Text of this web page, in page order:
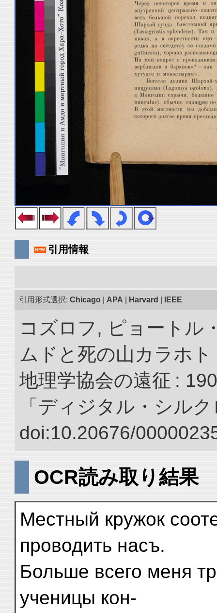
引用情報
引用形式選択: Chicago APA Harvard IEEE
コズロフ, ピョートル
ムドと死の山カラホ
地理学協会の遠征 :
「ディジタル・シル
doi:10.20676/
OCR読み取り結果
Местный кружок
проводить насъ.
Больше всего меня
ученицы кон-